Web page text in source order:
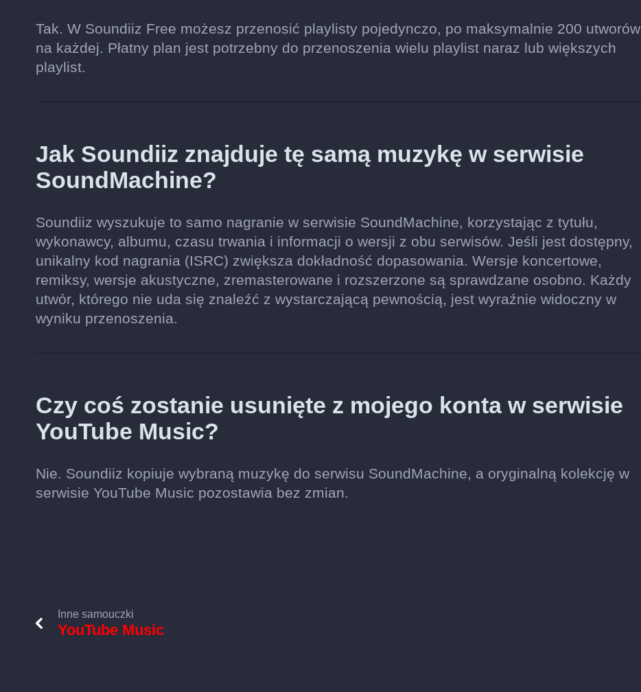
Tak. W Soundiiz Free możesz przenosić playlisty pojedynczo, po maksymalnie 200 utworów
na każdej. Płatny plan jest potrzebny do przenoszenia wielu playlist naraz lub większych
playlist.
Jak Soundiiz znajduje tę samą muzykę w serwisie
SoundMachine?
Soundiiz wyszukuje to samo nagranie w serwisie SoundMachine, korzystając z tytułu,
wykonawcy, albumu, czasu trwania i informacji o wersji z obu serwisów. Jeśli jest dostępny,
unikalny kod nagrania (ISRC) zwiększa dokładność dopasowania. Wersje koncertowe,
remiksy, wersje akustyczne, zremasterowane i rozszerzone są sprawdzane osobno. Każdy
utwór, którego nie uda się znaleźć z wystarczającą pewnością, jest wyraźnie widoczny w
wyniku przenoszenia.
Czy coś zostanie usunięte z mojego konta w serwisie
YouTube Music?
Nie. Soundiiz kopiuje wybraną muzykę do serwisu SoundMachine, a oryginalną kolekcję w
serwisie YouTube Music pozostawia bez zmian.
Inne samouczki
YouTube Music